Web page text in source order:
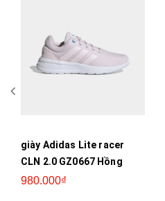
giày Adidas Lite racer
CLN 2.0 GZ0667 Hồng
980.000₫